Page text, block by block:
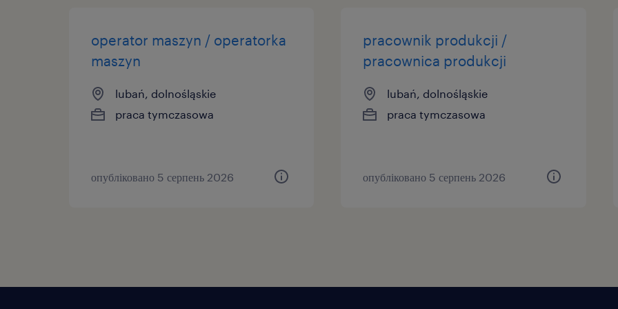
operator maszyn / operatorka
maszyn
lubań, dolnośląskie
praca tymczasowa
опубліковано 5 серпень 2026
pracownik produkcji /
pracownica produkcji
lubań, dolnośląskie
praca tymczasowa
опубліковано 5 серпень 2026